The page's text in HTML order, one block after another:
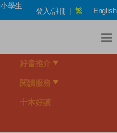
小學生
登入/註冊 | 繁 | English
好書推介
閱讀服務
十本好讀